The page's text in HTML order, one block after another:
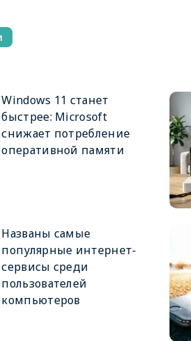
Windows 11 станет
быстрее: Microsoft
снижает потребление
оперативной памяти
Названы самые
популярные интернет-
сервисы среди
пользователей
компьютеров